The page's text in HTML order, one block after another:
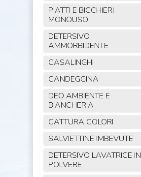
PIATTI E BICCHIERI
MONOUSO
DETERSIVO
AMMORBIDENTE
CASALINGHI
CANDEGGINA
DEO AMBIENTE E
BIANCHERIA
CATTURA COLORI
SALVIETTINE IMBEVUTE
DETERSIVO LAVATRICE IN
POLVERE